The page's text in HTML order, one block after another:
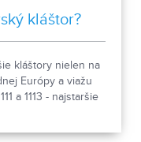
kláštor?
kláštory nielen na
Európy a viažu
a 1113 - najstaršie